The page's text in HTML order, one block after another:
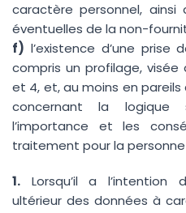
caractère personnel, ainsi
éventuelles de la non-
f) l’existence d’une
compris un profilage, visée
et 4, et, au moins en
concernant la logique
l’importance et les
traitement pour la
1. Lorsqu’il a l’intention
ultérieur des données à